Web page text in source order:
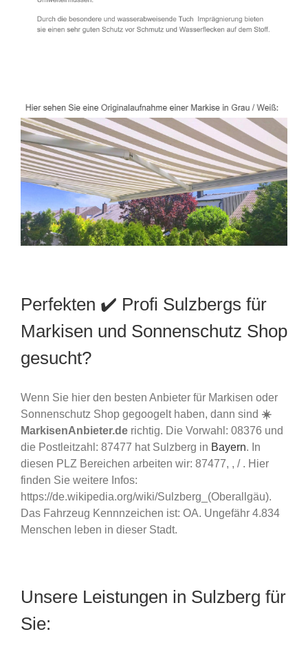
Perfekten ✔️ Profi Sulzbergs für
Markisen und Sonnenschutz Shop
gesucht?
Wenn Sie hier den besten Anbieter für Markisen oder
Sonnenschutz Shop gegoogelt haben, dann sind ☀️
MarkisenAnbieter.de richtig. Die Vorwahl: 08376 und
die Postleitzahl: 87477 hat Sulzberg in Bayern. In
diesen PLZ Bereichen arbeiten wir: 87477, , / . Hier
finden Sie weitere Infos:
https://de.wikipedia.org/wiki/Sulzberg_(Oberallgäu).
Das Fahrzeug Kennnzeichen ist: OA. Ungefähr 4.834
Menschen leben in dieser Stadt.
Unsere Leistungen in Sulzberg für
Sie: